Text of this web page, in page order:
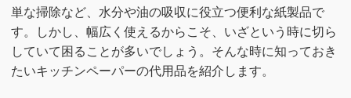
単な掃除など、水分や油の吸収に役立つ便利な紙製品で
す。しかし、幅広く使えるからこそ、いざという時に切ら
していて困ることが多いでしょう。そんな時に知っておき
たいキッチンペーパーの代用品を紹介します。